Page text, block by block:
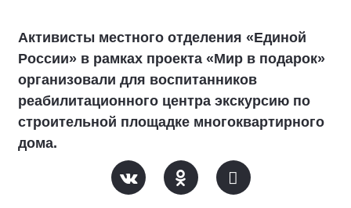
Активисты местного отделения «Единой
России» в рамках проекта «Мир в подарок»
организовали для воспитанников
реабилитационного центра экскурсию по
строительной площадке многоквартирного
дома.